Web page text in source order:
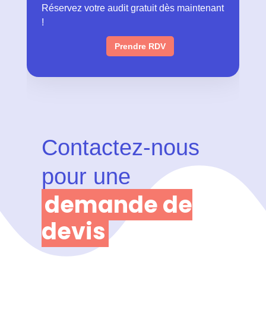
Réservez votre audit gratuit dès maintenant
!
Prendre RDV
Contactez-nous
pour une
demande de
devis